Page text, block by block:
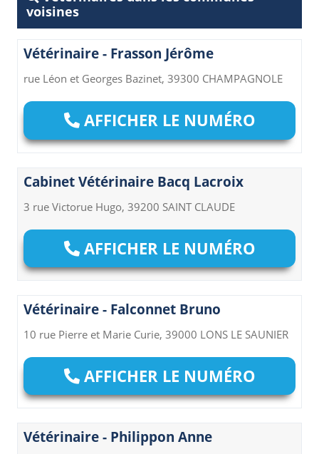
voisines
Vétérinaire - Frasson Jérôme
rue Léon et Georges Bazinet, 39300 CHAMPAGNOLE
AFFICHER LE NUMÉRO
Cabinet Vétérinaire Bacq Lacroix
3 rue Victorue Hugo, 39200 SAINT CLAUDE
AFFICHER LE NUMÉRO
Vétérinaire - Falconnet Bruno
10 rue Pierre et Marie Curie, 39000 LONS LE SAUNIER
AFFICHER LE NUMÉRO
Vétérinaire - Philippon Anne